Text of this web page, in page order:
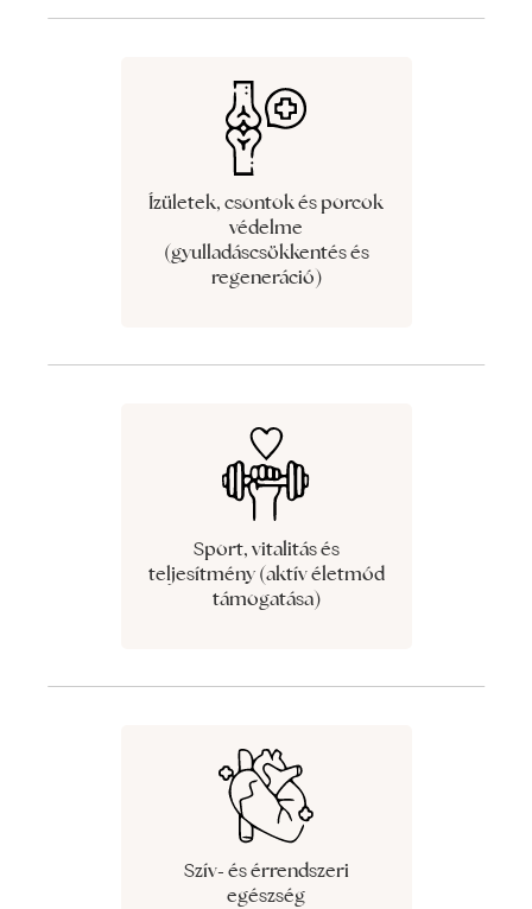
Ízületek, csontok és porcok
védelme
(gyulladáscsökkentés és
regeneráció)
Sport, vitalitás és
teljesítmény (aktív életmód
támogatása)
Szív- és érrendszeri
egészség